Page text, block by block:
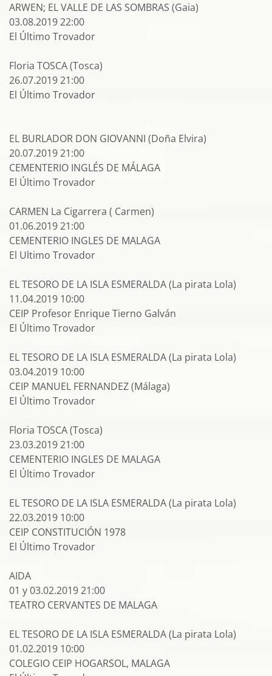
ARWEN; EL VALLE DE LAS SOMBRAS (Gaia)
03.08.2019 22:00
El Último Trovador
Floria TOSCA (Tosca)
26.07.2019 21:00
El Último Trovador
EL BURLADOR DON GIOVANNI (Doña Elvira)
20.07.2019 21:00
CEMENTERIO INGLÉS DE MÁLAGA
El Último Trovador
CARMEN La Cigarrera ( Carmen)
01.06.2019 21:00
CEMENTERIO INGLES DE MALAGA
El Ultimo Trovador
EL TESORO DE LA ISLA ESMERALDA (La pirata Lola)
11.04.2019 10:00
CEIP Profesor Enrique Tierno Galván
El Último Trovador
EL TESORO DE LA ISLA ESMERALDA (La pirata Lola)
03.04.2019 10:00
CEIP MANUEL FERNANDEZ (Málaga)
El Último Trovador
Floria TOSCA (Tosca)
23.03.2019 21:00
CEMENTERIO INGLES DE MALAGA
El Último Trovador
EL TESORO DE LA ISLA ESMERALDA (La pirata Lola)
22.03.2019 10:00
CEIP CONSTITUCIÓN 1978
El Último Trovador
AIDA
01 y 03.02.2019 21:00
TEATRO CERVANTES DE MALAGA
EL TESORO DE LA ISLA ESMERALDA (La pirata Lola)
01.02.2019 10:00
COLEGIO CEIP HOGARSOL, MALAGA